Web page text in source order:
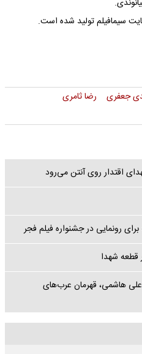
سیمافیلم تولید شده است.
جعفری
رضا ثامری
اقتدار روی آنتن می‌رود
رونمایی در جشنواره فیلم فجر
قطعه شهدا
هاشمی، قهرمان عرب‌های